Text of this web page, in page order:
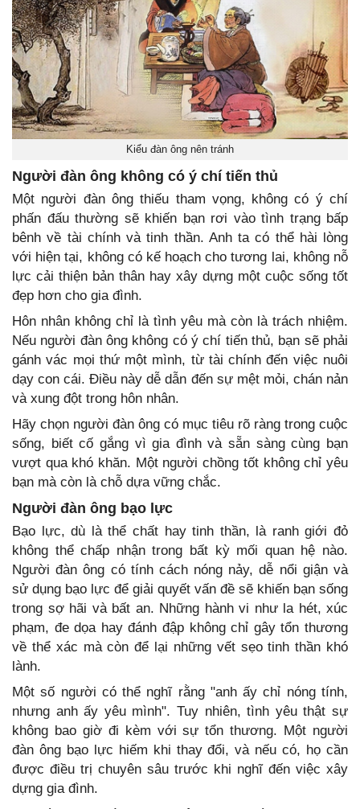
Kiểu đàn ông nên tránh
Người đàn ông không có ý chí tiến thủ
Một người đàn ông thiếu tham vọng, không có ý chí
phấn đấu thường sẽ khiến bạn rơi vào tình trạng bấp
bênh về tài chính và tinh thần. Anh ta có thể hài lòng
với hiện tại, không có kế hoạch cho tương lai, không nỗ
lực cải thiện bản thân hay xây dựng một cuộc sống tốt
đẹp hơn cho gia đình.
Hôn nhân không chỉ là tình yêu mà còn là trách nhiệm.
Nếu người đàn ông không có ý chí tiến thủ, bạn sẽ phải
gánh vác mọi thứ một mình, từ tài chính đến việc nuôi
dạy con cái. Điều này dễ dẫn đến sự mệt mỏi, chán nản
và xung đột trong hôn nhân.
Hãy chọn người đàn ông có mục tiêu rõ ràng trong cuộc
sống, biết cố gắng vì gia đình và sẵn sàng cùng bạn
vượt qua khó khăn. Một người chồng tốt không chỉ yêu
bạn mà còn là chỗ dựa vững chắc.
Người đàn ông bạo lực
Bạo lực, dù là thể chất hay tinh thần, là ranh giới đỏ
không thể chấp nhận trong bất kỳ mối quan hệ nào.
Người đàn ông có tính cách nóng nảy, dễ nổi giận và
sử dụng bạo lực để giải quyết vấn đề sẽ khiến bạn sống
trong sợ hãi và bất an. Những hành vi như la hét, xúc
phạm, đe dọa hay đánh đập không chỉ gây tổn thương
về thể xác mà còn để lại những vết sẹo tinh thần khó
lành.
Một số người có thể nghĩ rằng "anh ấy chỉ nóng tính,
nhưng anh ấy yêu mình". Tuy nhiên, tình yêu thật sự
không bao giờ đi kèm với sự tổn thương. Một người
đàn ông bạo lực hiếm khi thay đổi, và nếu có, họ cần
được điều trị chuyên sâu trước khi nghĩ đến việc xây
dựng gia đình.